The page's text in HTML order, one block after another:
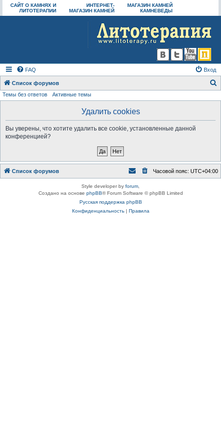
САЙТ О КАМНЯХ И
ЛИТОТЕРАПИИ
ИНТЕРНЕТ-
МАГАЗИН КАМНЕЙ
МАГАЗИН КАМНЕЙ
КАМНЕВЕДЫ
FAQ Вход
Список форумов
Темы без ответов Активные темы
Удалить cookies
Вы уверены, что хотите удалить все cookie, установленные данной
конференцией?
Список форумов Часовой пояс: UTC+04:00
Style developer by forum
Создано на основе phpBB® Forum Software © phpBB Limited
Русская поддержка phpBB
Конфиденциальность| Правила